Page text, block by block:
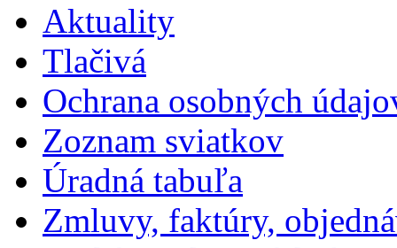
Aktuality
Tlačivá
Ochrana osobných
Zoznam sviatkov
Úradná tabuľa
Zmluvy, faktúry,